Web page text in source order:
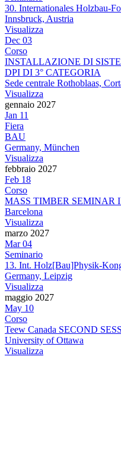
30. Internationales Holzbau-
Innsbruck, Austria
Visualizza
Dec 03
Corso
INSTALLAZIONE DI
DPI DI 3° CATEGORIA
Sede centrale Rothoblaas,
Visualizza
gennaio 2027
Jan 11
Fiera
BAU
Germany, München
Visualizza
febbraio 2027
Feb 18
Corso
MASS TIMBER SEMINAR
Barcelona
Visualizza
marzo 2027
Mar 04
Seminario
13. Int. Holz[Bau]Physik-
Germany, Leipzig
Visualizza
maggio 2027
May 10
Corso
Teew Canada SECOND
University of Ottawa
Visualizza